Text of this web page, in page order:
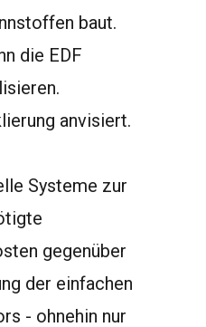
baut.
die EDF
anvisiert.
Systeme zur
gegenüber
der einfachen
- ohnehin nur